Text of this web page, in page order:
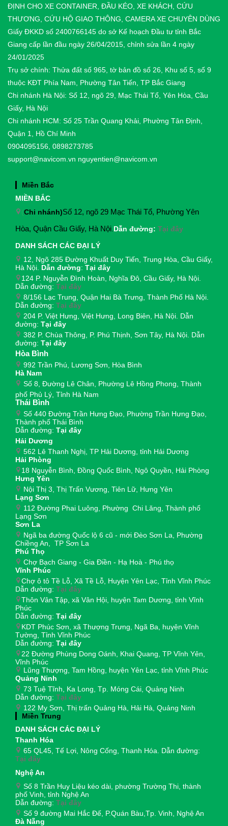
ĐỊNH CHO XE CONTAINER, ĐẦU KÉO, XE KHÁCH, CỨU
THƯƠNG, CỨU HỘ GIAO THÔNG, CAMERA XE CHUYÊN DÙNG
Giấy ĐKKD số 2400766145 do sở Kế hoạch Đầu tư tỉnh Bắc
Giang cấp lần đầu ngày 26/04/2015, chỉnh sửa lần 4 ngày
24/01/2025
Trụ sở chính: Thửa đất số 965, tờ bản đồ số 26, Khu số 5, số 9
thuộc KĐT Phía Nam, Phường Tân Tiến, TP Bắc Giang
Chi nhánh Hà Nội: Số 12, ngõ 29, Mạc Thái Tổ, Yên Hòa, Cầu
Giấy, Hà Nội
Chi nhánh HCM: Số 25 Trần Quang Khải, Phường Tân Định,
Quận 1, Hồ Chí Minh
0904095156, 0898273785
support@navicom.vn nguyentien@navicom.vn
Miền Bắc
MIỀN BẮC
(Chi nhánh)Số 12, ngõ 29 Mạc Thái Tổ, Phường Yên
Hòa, Quận Cầu Giấy, Hà Nội Dẫn đường: Tại đây
DANH SÁCH CÁC ĐẠI LÝ
12, Ngõ 285 Đường Khuất Duy Tiến, Trung Hòa, Cầu Giấy,
Hà Nội. Dẫn đường: Tại đây
124 P. Nguyễn Đình Hoàn, Nghĩa Đô, Cầu Giấy, Hà Nội.
Dẫn đường: Tại đây
8/156 Lạc Trung, Quận Hai Bà Trưng, Thành Phố Hà Nội.
Dẫn đường: Tại đây
204 P. Việt Hưng, Việt Hưng, Long Biên, Hà Nội. Dẫn
đường: Tại đây
382 P. Chùa Thông, P. Phú Thịnh, Sơn Tây, Hà Nội. Dẫn
đường: Tại đây
Hòa Bình
992 Trần Phú, Lương Sơn, Hòa Bình
Hà Nam
Số 8, Đường Lê Chân, Phường Lê Hồng Phong, Thành
phố Phủ Lý, Tỉnh Hà Nam
Thái Bình
Số 440 Đường Trần Hưng Đạo, Phường Trần Hưng Đạo,
Thành phố Thái Bình
Dẫn đường: Tại đây
Hải Dương
562 Lê Thanh Nghị, TP Hải Dương, tỉnh Hải Dương
Hải Phòng
18 Nguyễn Bình, Đồng Quốc Bình, Ngô Quyền, Hải Phòng
Hưng Yên
Nội Thị 3, Thị Trấn Vương, Tiên Lữ, Hưng Yên
Lạng Sơn
112 Đường Phai Luông, Phường Chi Lăng, Thành phố
Lạng Sơn
Sơn La
Ngã ba đường Quốc lộ 6 cũ - mới Đèo Sơn La, Phường
Chiềng An, TP Sơn La
Phú Thọ
Chợ Bạch Giang - Gia Điền - Hạ Hoà - Phú thọ
Vĩnh Phúc
Chợ ô tô Tề Lỗ, Xã Tề Lỗ, Huyện Yên Lạc, Tỉnh Vĩnh Phúc
Dẫn đường: Tại đây
Thôn Vân Tập, xã Vân Hội, huyện Tam Dương, tỉnh Vĩnh
Phúc
Dẫn đường: Tại đây
KDT Phúc Sơn, xã Thượng Trưng, Ngã Ba, huyện Vĩnh
Tường, Tỉnh Vĩnh Phúc
Dẫn đường: Tại đây
22 Đường Phùng Dong Oánh, Khai Quang, TP Vĩnh Yên,
Vĩnh Phúc
Lũng Thượng, Tam Hồng, huyện Yên Lạc, tỉnh Vĩnh Phúc
Quảng Ninh
73 Tuệ Tĩnh, Ka Long, Tp. Móng Cái, Quảng Ninh
Dẫn đường: Tại đây
122 My Sơn, Thị trấn Quảng Hà, Hải Hà, Quảng Ninh
Miền Trung
DANH SÁCH CÁC ĐẠI LÝ
Thanh Hóa
65 QL45, Tế Lợi, Nông Cống, Thanh Hóa. Dẫn đường:
Tại đây
Nghệ An
Số 8 Trần Huy Liệu kéo dài, phường Trường Thi, thành
phố Vinh, tỉnh Nghệ An
Dẫn đường: Tại đây
Số 9 đường Mai Hắc Đế, P.Quán Bàu,Tp. Vinh, Nghệ An
Đà Nẵng